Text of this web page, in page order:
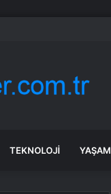
2 yeni öneri
TEKNOLOJI YAŞAM